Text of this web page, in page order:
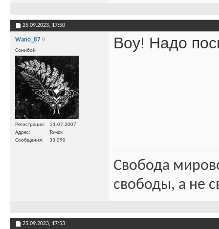
25.09.2023, 17:50
Wano_87
Сонибой
Регистрация
31.07.2007
Адрес
Томск
Сообщения
33,090
Воу! Надо
Свобода
свободы, а не
25.09.2023, 17:53